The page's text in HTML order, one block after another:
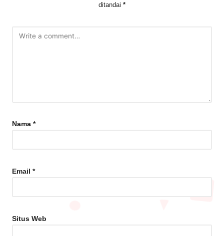
ditandai *
Nama *
Email *
Situs Web